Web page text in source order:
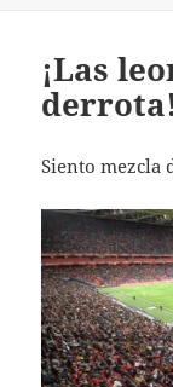
¡Las
Siento mezcla